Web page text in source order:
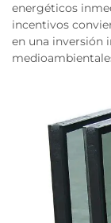
energéticos
incentivos
en una inversión